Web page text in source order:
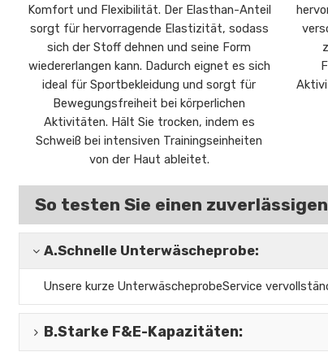
Komfort und Flexibilität. Der Elasthan-Anteil
sorgt für hervorragende Elastizität, sodass
sich der Stoff dehnen und seine Form
wiedererlangen kann. Dadurch eignet es sich
ideal für Sportbekleidung und sorgt für
Bewegungsfreiheit bei körperlichen
Aktivitäten. Hält Sie trocken, indem es
Schweiß bei intensiven Trainingseinheiten
von der Haut ableitet.
So testen Sie einen
A.Schnelle Unterwäscheprobe:
Unsere kurze UnterwäscheprobeService
B.Starke F&E-Kapazitäten: